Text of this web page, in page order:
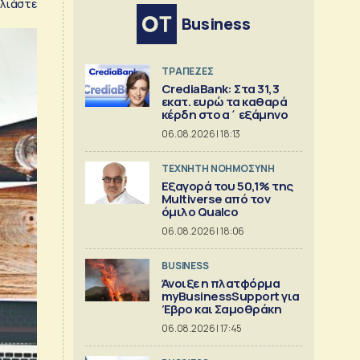
Business
ΤΡΑΠΕΖΕΣ
CrediaBank: Στα 31,3
εκατ. ευρώ τα καθαρά
κέρδη στο α΄ εξάμηνο
06.08.2026 | 18:13
TΕΧΝΗΤΗ ΝΟΗΜΟΣΥΝΗ
Εξαγορά του 50,1% της
Multiverse από τον
όμιλο Qualco
06.08.2026 | 18:06
BUSINESS
Άνοιξε η πλατφόρμα
myBusinessSupport για
Έβρο και Σαμοθράκη
06.08.2026 | 17:45